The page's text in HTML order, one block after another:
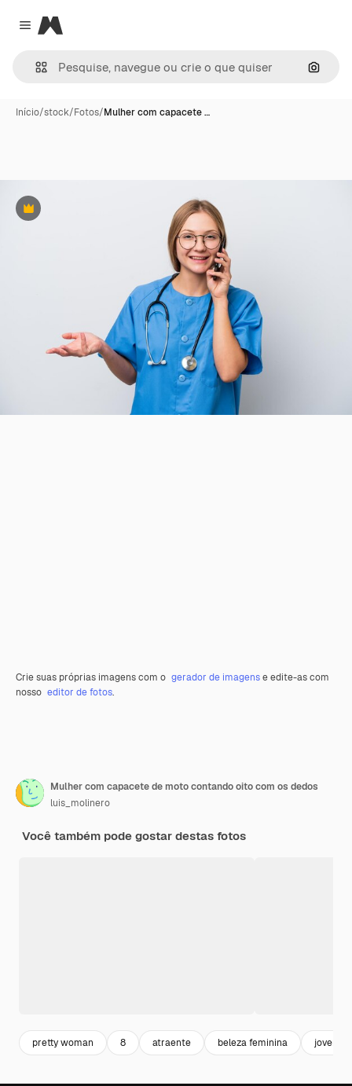
Close menu
Magnific
Início/stock/Fotos/Mulher com capacete …
Premium
Crie suas próprias imagens com o gerador de imagense edite-as com
nosso editor de fotos.
Mulher com capacete de moto contando oito com os dedos
luis_molinero
Você também pode gostar destas fotos
pretty woman 8 atraente beleza feminina jovem